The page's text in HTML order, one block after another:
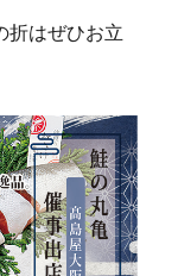
折はぜひお立